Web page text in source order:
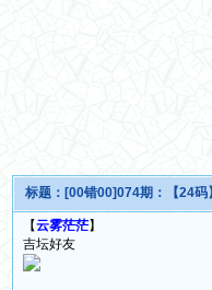
标题： [00错00]074期：【24码
【云雾茫茫】
吉坛好友